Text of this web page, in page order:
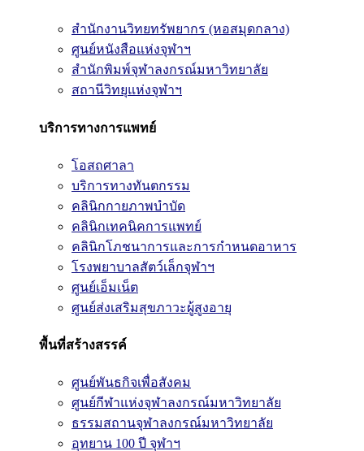
สำนักงานวิทยทรัพยากร (หอสมุดกลาง)
ศูนย์หนังสือแห่งจุฬาฯ
สำนักพิมพ์จุฬาลงกรณ์มหาวิทยาลัย
สถานีวิทยุแห่งจุฬาฯ
บริการทางการแพทย์
โอสถศาลา
บริการทางทันตกรรม
คลินิกกายภาพบำบัด
คลินิกเทคนิคการแพทย์
คลินิกโภชนาการและการกำหนดอาหาร
โรงพยาบาลสัตว์เล็กจุฬาฯ
ศูนย์เอ็มเน็ต
ศูนย์ส่งเสริมสุขภาวะผู้สูงอายุ
พื้นที่สร้างสรรค์
ศูนย์พันธกิจเพื่อสังคม
ศูนย์กีฬาแห่งจุฬาลงกรณ์มหาวิทยาลัย
ธรรมสถานจุฬาลงกรณ์มหาวิทยาลัย
อุทยาน 100 ปี จุฬาฯ